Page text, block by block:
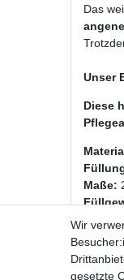
Das
Unser
Diese
Maße:
Wir
gesetzte